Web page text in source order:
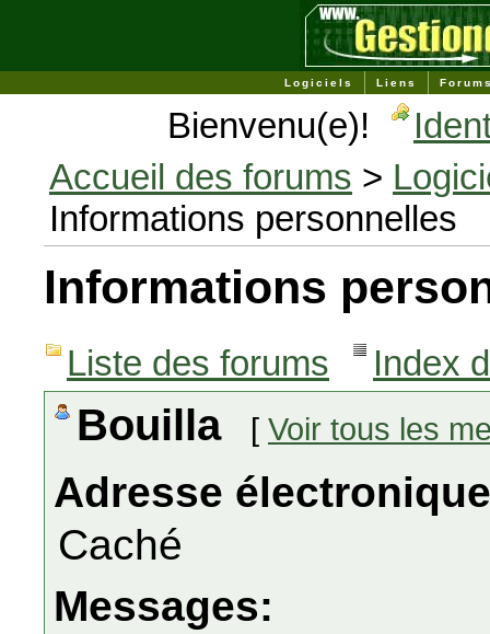
Logiciels Liens
Bienvenu(e)!
Accueil des forums >
Informations personnelles
Informations
Liste des forums Index
Bouilla [ Voir tous les
Adresse
Caché
Messages: